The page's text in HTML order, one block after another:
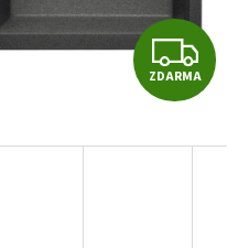
Z
D
A
ZDARMA